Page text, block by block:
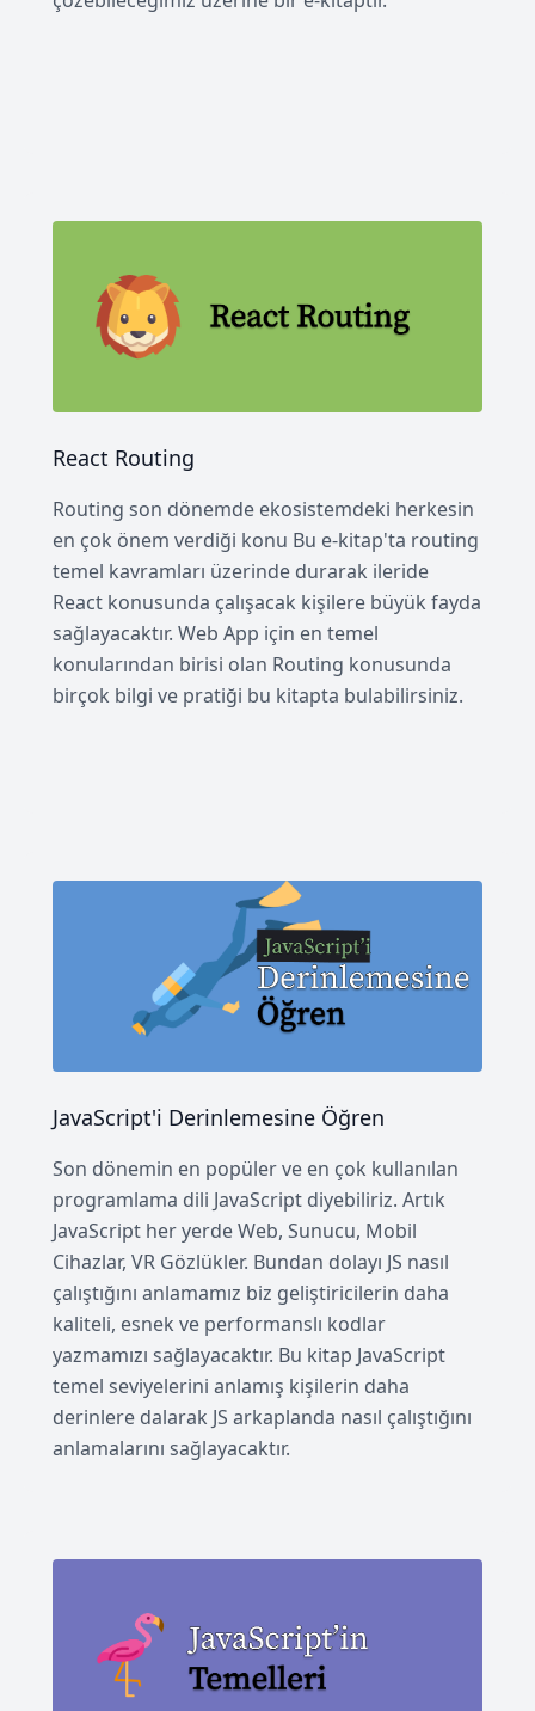
React Routing
Routing son dönemde ekosistemdeki herkesin
en çok önem verdiği konu Bu e-kitap'ta routing
temel kavramları üzerinde durarak ileride
React konusunda çalışacak kişilere büyük fayda
sağlayacaktır. Web App için en temel
konularından birisi olan Routing konusunda
birçok bilgi ve pratiği bu kitapta bulabilirsiniz.
JavaScript'i Derinlemesine Öğren
Son dönemin en popüler ve en çok kullanılan
programlama dili JavaScript diyebiliriz. Artık
JavaScript her yerde Web, Sunucu, Mobil
Cihazlar, VR Gözlükler. Bundan dolayı JS nasıl
çalıştığını anlamamız biz geliştiricilerin daha
kaliteli, esnek ve performanslı kodlar
yazmamızı sağlayacaktır. Bu kitap JavaScript
temel seviyelerini anlamış kişilerin daha
derinlere dalarak JS arkaplanda nasıl çalıştığını
anlamalarını sağlayacaktır.